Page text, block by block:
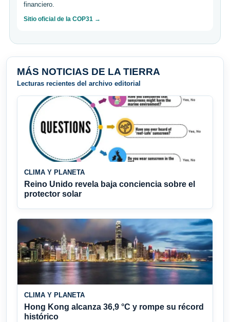
financiero.
Sitio oficial de la COP31 →
MÁS NOTICIAS DE LA TIERRA
Lecturas recientes del archivo editorial
CLIMA Y PLANETA
Reino Unido revela baja conciencia sobre el
protector solar
CLIMA Y PLANETA
Hong Kong alcanza 36,9 °C y rompe su récord
histórico